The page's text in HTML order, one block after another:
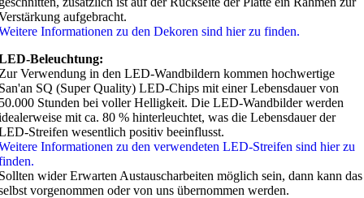
aufgebracht.
Informationen zu den Dekoren sind hier zu finden.
Beleuchtung:
Verwendung in den LED-Wandbildern kommen hochwertige
SQ (Super Quality) LED-Chips mit einer Lebensdauer von
Stunden bei voller Helligkeit. Die LED-Wandbilder werden
mit ca. 80 % hinterleuchtet, was die Lebensdauer der
Streifen wesentlich positiv beeinflusst.
Informationen zu den verwendeten LED-Streifen sind hier zu
wider Erwarten Austauscharbeiten möglich sein, dann kann das
vorgenommen oder von uns übernommen werden.